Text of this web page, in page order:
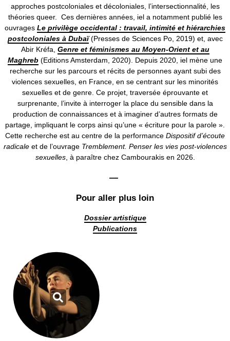
approches postcoloniales et décoloniales, l’intersectionnalité, les
théories queer. Ces dernières années, iel a notamment publié les
ouvrages Le privilège occidental : travail, intimité et hiérarchies
postcoloniales à Dubaï(Presses de Sciences Po, 2019) et, avec
Abir Kréfa, Genre et féminismes au Moyen-Orient et au
Maghreb (Editions Amsterdam, 2020). Depuis 2020, iel mène une
recherche sur les parcours et récits de personnes ayant subi des
violences sexuelles, en France, en se centrant sur les minorités
sexuelles et de genre. Ce projet, traversée éprouvante et
surprenante, l’invite à interroger la place du sensible dans la
production de connaissances et à imaginer d’autres formats de
partage, impliquant le corps ainsi qu’une « écriture pour la parole ».
Cette recherche est au centre de la performance Dispositif d’écoute
radicaleet de l’ouvrage Tremblement. Penser les vies post-violences
sexuelles, à paraître chez Cambourakis en 2026.
—
Pour aller plus loin
Dossier artistique
Publications